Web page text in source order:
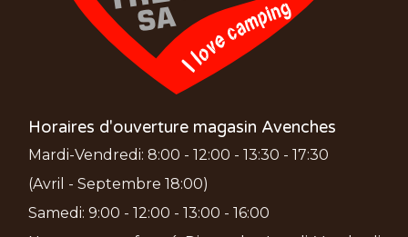
Horaires d'ouverture magasin Avenches
Mardi-Vendredi: 8:00 - 12:00 - 13:30 - 17:30
(Avril - Septembre 18:00)
Samedi: 9:00 - 12:00 - 13:00 - 16:00